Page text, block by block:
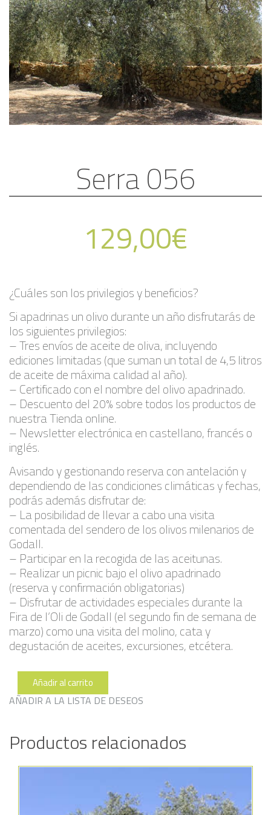
Serra 056
129,00€
¿Cuáles son los privilegios y beneficios?
Si apadrinas un olivo durante un año disfrutarás de
los siguientes privilegios:
– Tres envíos de aceite de oliva, incluyendo
ediciones limitadas (que suman un total de 4,5 litros
de aceite de máxima calidad al año).
– Certificado con el nombre del olivo apadrinado.
– Descuento del 20% sobre todos los productos de
nuestra Tienda online.
– Newsletter electrónica en castellano, francés o
inglés.
Avisando y gestionando reserva con antelación y
dependiendo de las condiciones climáticas y fechas,
podrás además disfrutar de:
– La posibilidad de llevar a cabo una visita
comentada del sendero de los olivos milenarios de
Godall.
– Participar en la recogida de las aceitunas.
– Realizar un picnic bajo el olivo apadrinado
(reserva y confirmación obligatorias)
– Disfrutar de actividades especiales durante la
Fira de l’Oli de Godall (el segundo fin de semana de
marzo) como una visita del molino, cata y
degustación de aceites, excursiones, etcétera.
056
Añadir al carrito
AÑADIR A LA LISTA DE DESEOS
Productos relacionados